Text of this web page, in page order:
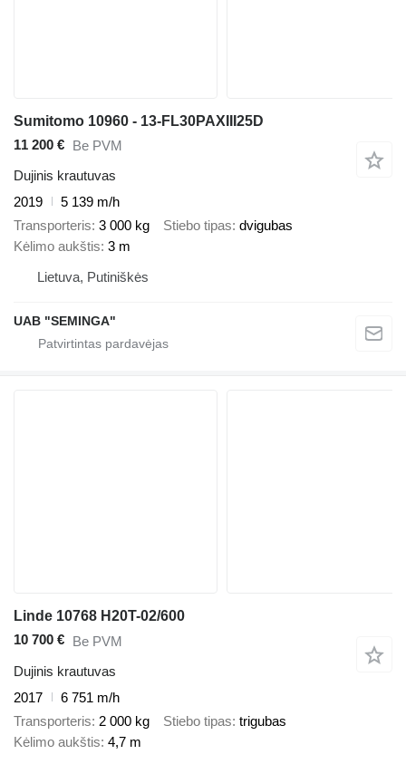
Sumitomo 10960 - 13-FL30PAXIII25D
11 200 €
Be PVM
Dujinis krautuvas
2019
5 139 m/h
Transporteris 3 000 kg Stiebo tipas dvigubas
Kėlimo aukštis 3 m
Lietuva, Putiniškės
UAB "SEMINGA"
Linde 10768 H20T-02/600
10 700 € Be PVM
Dujinis krautuvas
2017
6 751 m/h
Transporteris 2 000 kg Stiebo tipas trigubas
Kėlimo aukštis 4,7 m